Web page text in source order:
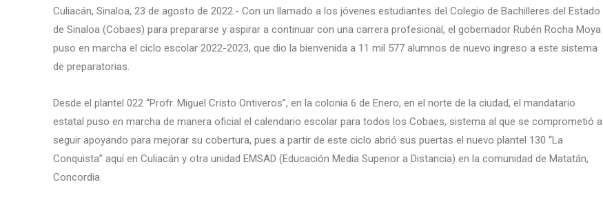
Culiacán, Sinaloa, 23 de agosto de 2022.- Con un llamado a los jóvenes estudiantes del Colegio de Bachilleres del Estado
de Sinaloa (Cobaes) para prepararse y aspirar a continuar con una carrera profesional, el gobernador Rubén Rocha Moya
puso en marcha el ciclo escolar 2022-2023, que dio la bienvenida a 11 mil 577 alumnos de nuevo ingreso a este sistema
de preparatorias.
Desde el plantel 022 “Profr. Miguel Cristo Ontiveros”, en la colonia 6 de Enero, en el norte de la ciudad, el mandatario
estatal puso en marcha de manera oficial el calendario escolar para todos los Cobaes, sistema al que se comprometió a
seguir apoyando para mejorar su cobertura, pues a partir de este ciclo abrió sus puertas el nuevo plantel 130 “La
Conquista” aquí en Culiacán y otra unidad EMSAD (Educación Media Superior a Distancia) en la comunidad de Matatán,
Concordia.